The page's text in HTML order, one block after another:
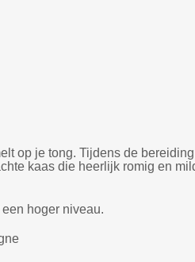
op je tong. Tijdens de
kaas die heerlijk romig en
hoger niveau.